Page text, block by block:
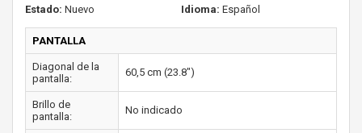
Estado: Nuevo Idioma: Español
PANTALLA
Diagonal de la
pantalla:
60,5 cm (23.8")
Brillo de
pantalla:
No indicado